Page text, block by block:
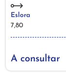
Eslora
7,80
A consultar